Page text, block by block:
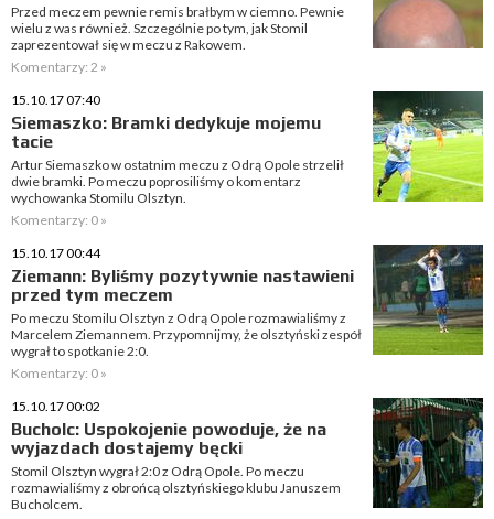
Przed meczem pewnie remis brałbym w ciemno. Pewnie
wielu z was również. Szczególnie po tym, jak Stomil
zaprezentował się w meczu z Rakowem.
Komentarzy: 2 »
15.10.17 07:40
Siemaszko: Bramki dedykuje mojemu
tacie
Artur Siemaszko w ostatnim meczu z Odrą Opole strzelił
dwie bramki. Po meczu poprosiliśmy o komentarz
wychowanka Stomilu Olsztyn.
Komentarzy: 0 »
15.10.17 00:44
Ziemann: Byliśmy pozytywnie nastawieni
przed tym meczem
Po meczu Stomilu Olsztyn z Odrą Opole rozmawialiśmy z
Marcelem Ziemannem. Przypomnijmy, że olsztyński zespół
wygrał to spotkanie 2:0.
Komentarzy: 0 »
15.10.17 00:02
Bucholc: Uspokojenie powoduje, że na
wyjazdach dostajemy bęcki
Stomil Olsztyn wygrał 2:0 z Odrą Opole. Po meczu
rozmawialiśmy z obrońcą olsztyńskiego klubu Januszem
Bucholcem.